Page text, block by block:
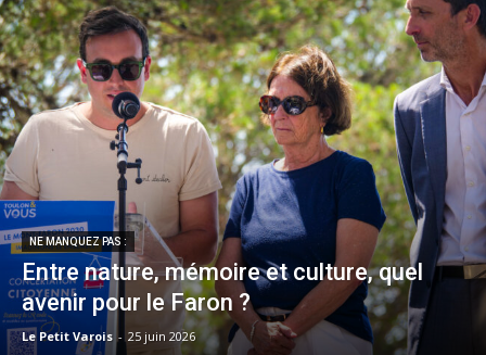
NE MANQUEZ PAS :
Entre nature, mémoire et culture, quel
avenir pour le Faron ?
Le Petit Varois - 25 juin 2026